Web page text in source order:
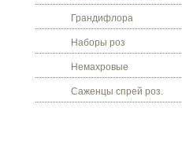
Грандифлора
Наборы роз
Немахровые
Саженцы спрей роз.